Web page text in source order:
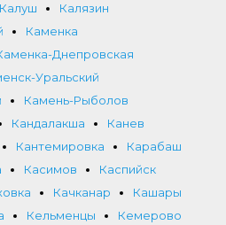
Калуш
Калязин
Каменка
Днепровская
Уральский
Камень-Рыболов
Кандалакша
Канев
Кантемировка
Карабаш
Касимов
Каспийск
Качканар
Кашары
Кельменцы
Кемерово